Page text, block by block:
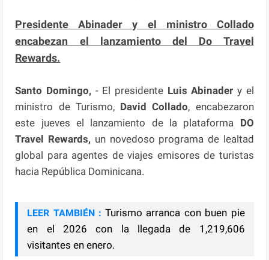
Presidente Abinader y el ministro Collado
encabezan el lanzamiento del Do Travel
Rewards.
Santo Domingo, - El presidente Luis Abinader y el
ministro de Turismo, David Collado, encabezaron
este jueves el lanzamiento de la plataforma DO
Travel Rewards, un novedoso programa de lealtad
global para agentes de viajes emisores de turistas
hacia República Dominicana.
LEER TAMBIÉN : Turismo arranca con buen pie
en el 2026 con la llegada de 1,219,606
visitantes en enero.